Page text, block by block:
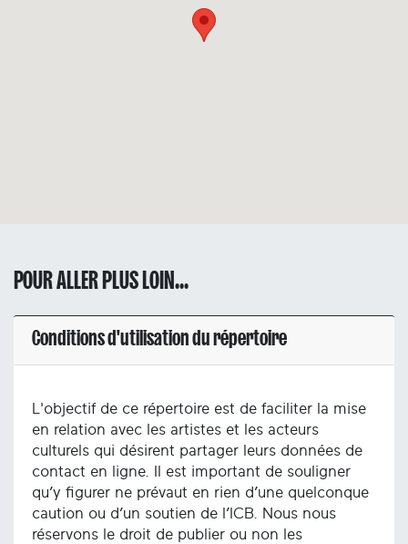
POUR ALLER PLUS LOIN...
Conditions d'utilisation du répertoire
L'objectif de ce répertoire est de faciliter la mise
en relation avec les artistes et les acteurs
culturels qui désirent partager leurs données de
contact en ligne. Il est important de souligner
qu’y figurer ne prévaut en rien d’une quelconque
caution ou d’un soutien de l’ICB. Nous nous
réservons le droit de publier ou non les